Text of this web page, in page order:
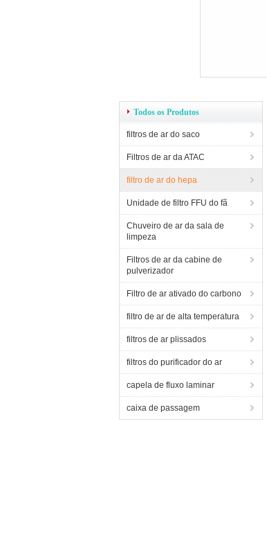
Todos os Produtos
filtros de ar do saco
Filtros de ar da ATAC
filtro de ar do hepa
Unidade de filtro FFU do fã
Chuveiro de ar da sala de
limpeza
Filtros de ar da cabine de
pulverizador
Filtro de ar ativado do carbono
filtro de ar de alta temperatura
filtros de ar plissados
filtros do purificador do ar
capela de fluxo laminar
caixa de passagem